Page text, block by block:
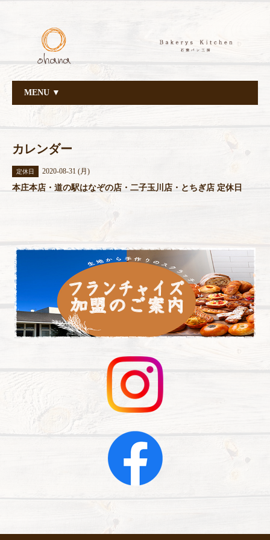
MENU ▼
カレンダー
定休日 2020-08-31 (月)
本庄本店・道の駅はなぞの店・二子玉川店・とちぎ店 定休日